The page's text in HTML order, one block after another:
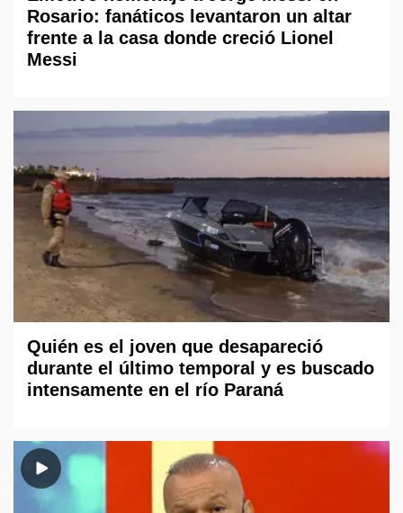
Rosario: fanáticos levantaron un altar
frente a la casa donde creció Lionel
Messi
Quién es el joven que desapareció
durante el último temporal y es buscado
intensamente en el río Paraná